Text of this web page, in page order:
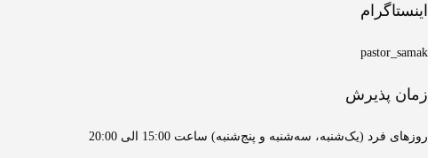
اینستاگرام
pastor_samak
زمان پذیرش
روزهای فرد (یک‌شنبه، سه‌شنبه و پنج‌شنبه) ساعت 15:00 الی 20:00